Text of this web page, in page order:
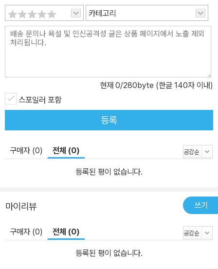
스크바와 폰티우스 필라테(본디오 빌라도)가 총독으로 있었던 유대
를 중심으로 펼쳐지는 2개의 이야기가 전개된다. 주인공인 악마는 볼
란드 교수로 변장하고 모스크바로 내려와 정죄(淨罪) 성격을 띤 여
러 가지 장난을 통해 문화적 엘리트 계층의 위선과 부패를 폭로한다.
다는 이유로 정신병동에 수감된다. 소설은 예리한 풍자적 유머가 뒤
섞인 그로테스크하고 때론 불경스럽기까지 한 장면과, 강렬하고 감동
적인 페이소스와 비극의 순간들 사이를 넘나들며 펼쳐진다. 이 작품
은 1966~67년에 비로소, 그것도 검열관의 터무니없는 삭제를 거친
뒤에야 소련 내에서 출판되었다. 불가코프의 사후 복권은 1950년대
말에 시작되어 1962년부터 그의 희곡·장편소설·단편소설, 그리고 몰
리에르의 전기를 포함한 몇 권의 작품집이 출판되었다. 그러나 주요
걸작들은 그의 생전에는 소련 내에서 출판되지 못했다. 《거장과 마르
로의 《개의 심장》 불가코프가 1925년에 쓴 초기작 가운데 가장 중요
하고 완성도 높은 작품이 《개의 심장》(Sobachye serdtse)으로,
사이비과학에 대한 희극적이고 통렬한 풍자소설이다. 대담한 풍자와
재미있는 줄거리로는 《거장과 마르가리타》와 충분히 겨룰 만하다. 작
카테고리
현재 0/280byte (한글 140자 이내)
스포일러 포함
등록
구매자 (0) 전체 (0)
등록된 평이 없습니다.
마이리뷰 쓰기
구매자 (0) 전체 (0)
등록된 평이 없습니다.